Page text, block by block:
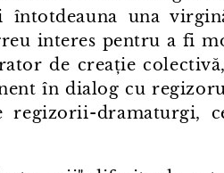
una
interes pentru a fi
de creație
în dialog cu
regizorii⁠-⁠dramaturgi,